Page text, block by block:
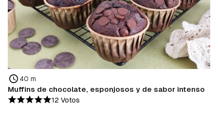
40 m
Muffins de chocolate, esponjosos y de sabor intenso
12 Votos